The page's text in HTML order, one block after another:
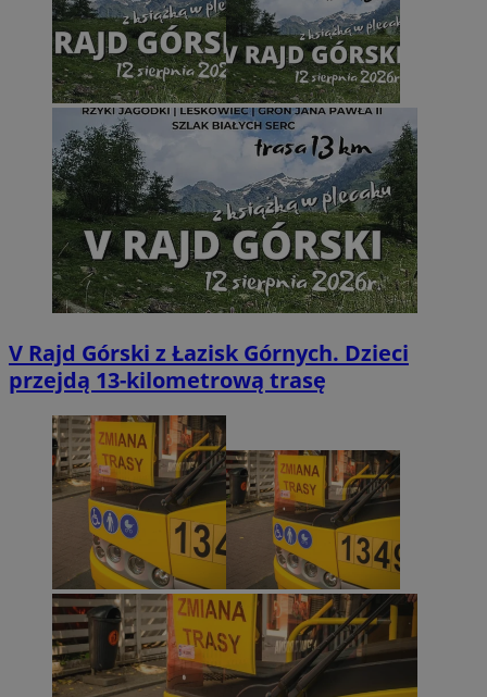
V Rajd Górski z Łazisk Górnych. Dzieci
przejdą 13-kilometrową trasę